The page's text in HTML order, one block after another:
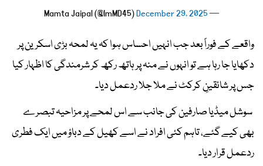
— Mamta Jaipal (@ImMD45)
December 29, 2025
واقعے کے فوراً بعد جب انہیں احساس ہوا کہ یہ لمحہ بڑی اسکرین پر
دکھایا جا رہا ہے تو انہوں نے منہ پر ہاتھ رکھ کر شرمندگی کا اظہار کیا
جس پر شائقینِ کرکٹ نے ملا جلا ردعمل دیا۔
سوشل میڈیا صارفین کی جانب سے اس لمحے پر مزاحیہ تبصرے
بھی کیے گئے، تاہم کئی افراد نے اسے کھیل کے دباؤ میں ایک فطری
ردعمل قرار دیا۔